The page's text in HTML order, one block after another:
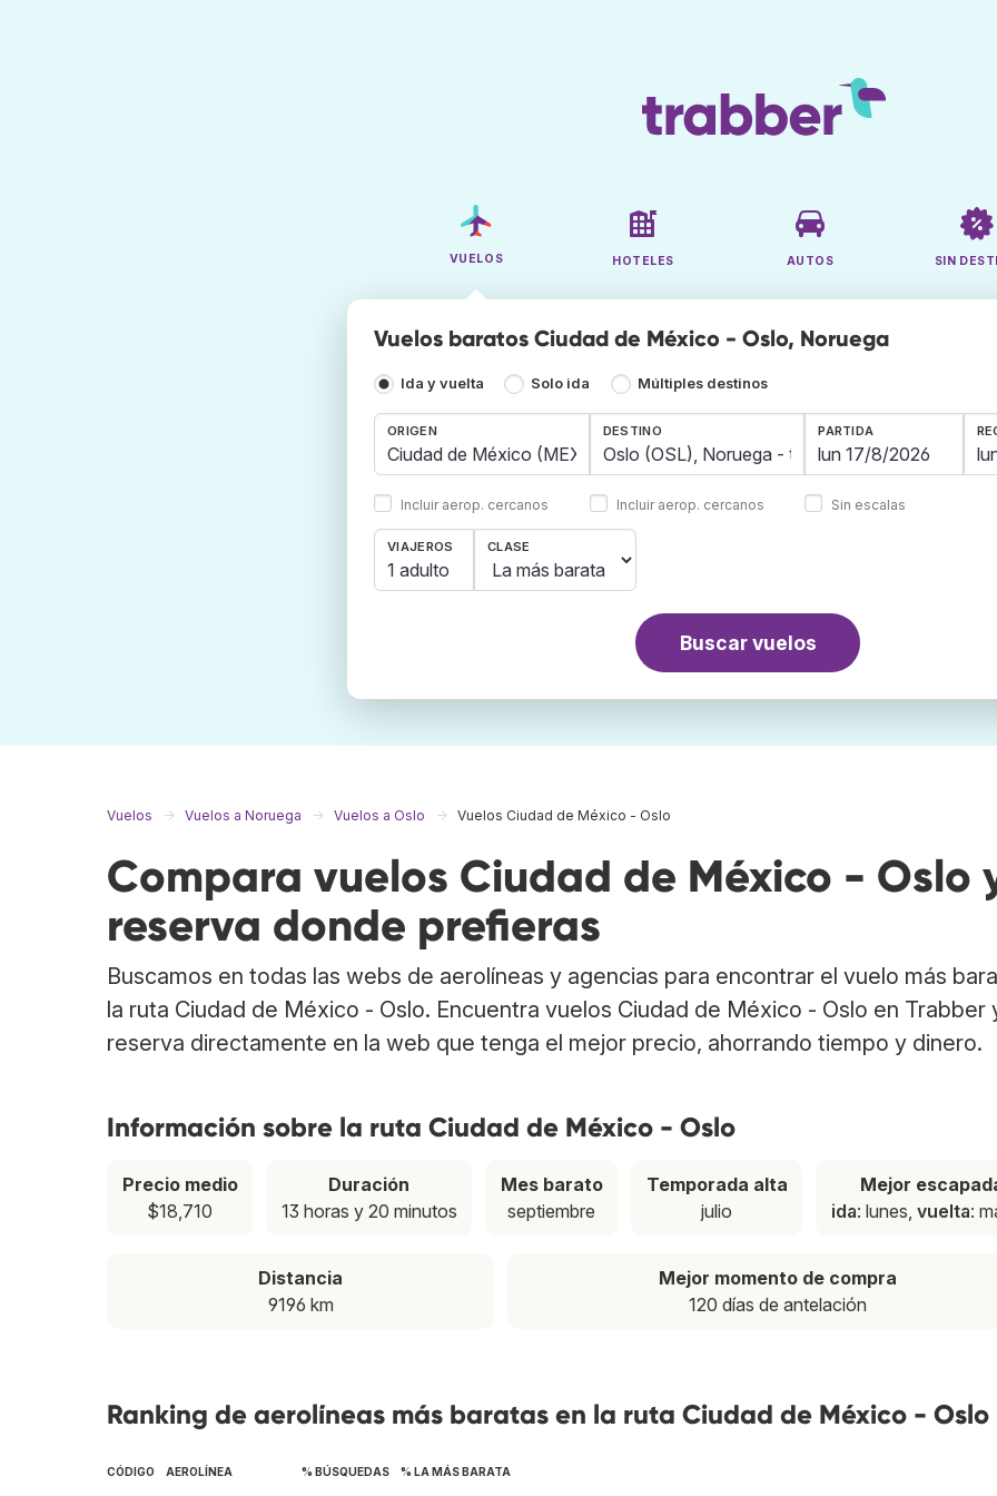
VUELOS HOTELES AUTOS SIN
Vuelos baratos Ciudad de México - Oslo, Noruega
Ida y vuelta Solo ida Múltiples destinos
ORIGEN
Incluir aerop. cercanos
DESTINO
Incluir aerop. cercanos
PARTIDA
Sin escalas
VIAJEROS
1 adulto
CLASE
Buscar vuelos
Vuelos Vuelos a Noruega Vuelos a Oslo Vuelos Ciudad de México - Oslo
Compara vuelos Ciudad de México - Oslo
reserva donde prefieras
Buscamos en todas las webs de aerolíneas y agencias para encontrar el vuelo más
la ruta Ciudad de México - Oslo. Encuentra vuelos Ciudad de México - Oslo en Trabber
reserva directamente en la web que tenga el mejor precio, ahorrando tiempo y dinero.
Información sobre la ruta Ciudad de México - Oslo
Precio medio
$18,710
Duración
13 horas y 20 minutos
Mes barato
septiembre
Temporada alta
julio
Mejor
ida: lunes, vuelta:
Distancia
9196 km
Mejor momento de compra
120 días de antelación
Ranking de aerolíneas más baratas en la ruta Ciudad de México - Oslo
CÓDIGO AEROLÍNEA % BÚSQUEDAS % LA MÁS BARATA